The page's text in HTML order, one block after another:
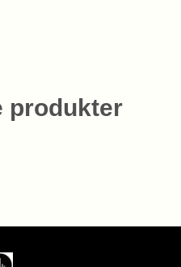
produkter